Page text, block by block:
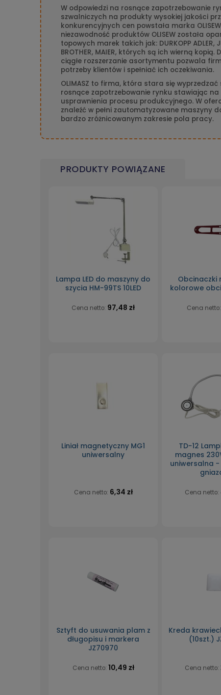
W odpowiedzi na rosnące zapotrzebowanie
szwalniczych na produkty wysokiej jakości
konkurencyjnych cen powstała marka
niezawodność produktów OLISEW została
topowych marek takich jak: DURKOPP ADLER,
BROTHER, MAIER, których są ich wierną
ciągłe rozszerzanie asortymentu pozwala
potrzeby klientów i spełniać ich oczekiwania.
OLIMASZ to firma, która stara się
rosnące zapotrzebowanie rynku stawiając na
usprawnienia procesu produkcyjnego. W
znaleźć w pełni zautomatyzowane maszyny
bardzo zróżnicowanym zakresie pola pracy.
PRODUKTY POWIĄZANE
Lampa LED do maszyny do
szycia HM-99TS 10LED
Cena netto: 97,48 zł
Obcinaczki
kolorowe
Cena netto:
Liniał magnetyczny MG1
uniwersalny
Cena netto: 6,34 zł
TD-12
magnes
uniwersalna
Cena netto:
Sztyft do usuwania plam z
długopisu i markera
JZ70970
Cena netto: 10,49 zł
Kreda
(10szt.)
Cena netto: